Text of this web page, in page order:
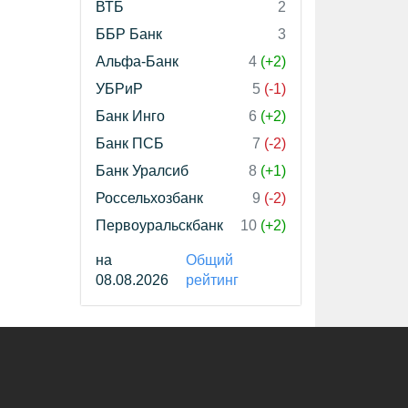
ВТБ
2
ББР Банк
3
Альфа-Банк
4 (+2)
УБРиР
5 (-1)
Банк Инго
6 (+2)
Банк ПСБ
7 (-2)
Банк Уралсиб
8 (+1)
Россельхозбанк
9 (-2)
Первоуральскбанк
10 (+2)
на
08.08.2026
Общий
рейтинг